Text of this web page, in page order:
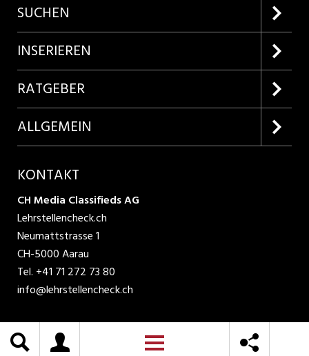
SUCHEN
Firmenprofile entdecken
Lehrstellen suchen
INSERIEREN
Kundenlogin
Inserieren
Produkte
RATGEBER
Lehrberufe entdecken
ALLGEMEIN
AGB
Datenschutzbestimmungen
Nutzungsbedingungen
Impressum
KONTAKT
CH Media Classifieds AG
Lehrstellencheck.ch
Neumattstrasse 1
CH-5000 Aarau
Tel. +41 71 272 73 80
info@lehrstellencheck.ch